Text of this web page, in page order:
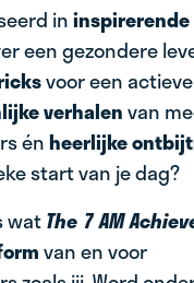
ininspirerende
een gezondere
voor een
verhalenvan
énheerlijke
start van je dag?
watThe 7 AM
van en voor